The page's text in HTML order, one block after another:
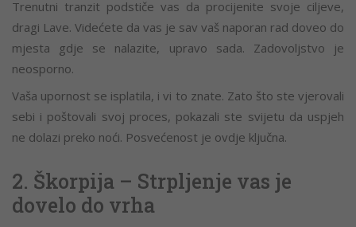
Trenutni tranzit podstiče vas da procijenite svoje ciljeve,
dragi Lave. Videćete da vas je sav vaš naporan rad doveo do
mjesta gdje se nalazite, upravo sada. Zadovoljstvo je
neosporno.
Vaša upornost se isplatila, i vi to znate. Zato što ste vjerovali
sebi i poštovali svoj proces, pokazali ste svijetu da uspjeh
ne dolazi preko noći. Posvećenost je ovdje ključna.
2. Škorpija – Strpljenje vas je
dovelo do vrha